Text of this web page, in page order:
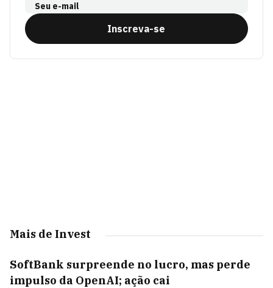
Seu e-mail
Inscreva-se
Mais de Invest
SoftBank surpreende no lucro, mas perde
impulso da OpenAI; ação cai